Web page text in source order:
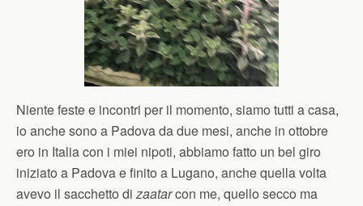
Niente feste e incontri per il momento, siamo tutti a casa,
io anche sono a Padova da due mesi, anche in ottobre
ero in Italia con i miei nipoti, abbiamo fatto un bel giro
iniziato a Padova e finito a Lugano, anche quella volta
avevo il sacchetto dizaatarcon me, quello secco ma